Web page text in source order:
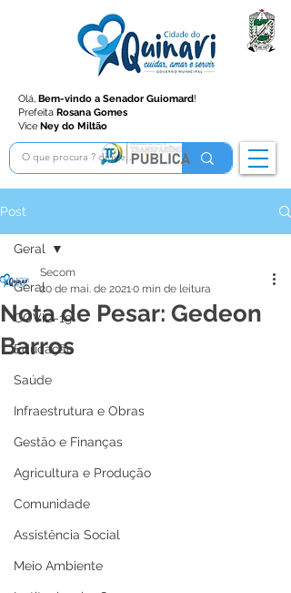
Olá, Bem-vindo a Senador Guiomard!
Prefeita Rosana Gomes
Vice Ney do Miltão
Post
Geral
COVID-19
Educação
Saúde
Infraestrutura e Obras
Gestão e Finanças
Agricultura e Produção
Comunidade
Assistência Social
Meio Ambiente
Geral
Nota de Pesar: Gedeon
Barros
Secom
20 de mai. de 20210 min de leitura